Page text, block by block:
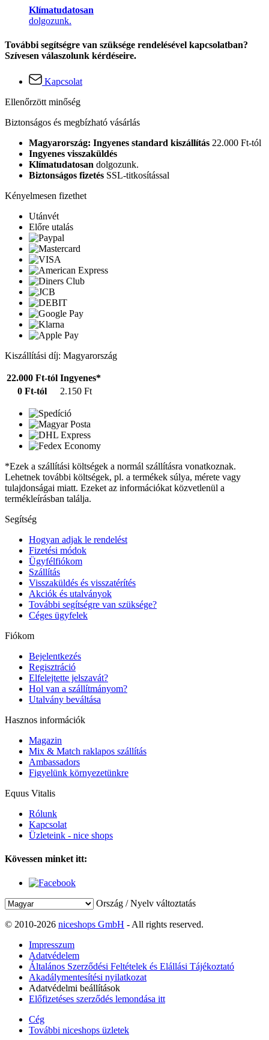
Klímatudatosan
dolgozunk.
További segítségre van szüksége rendelésével kapcsolatban?
Szívesen válaszolunk kérdéseire.
Kapcsolat
Ellenőrzött minőség
Biztonságos és megbízható vásárlás
Magyarország: Ingyenes standard kiszállítás 22.000 Ft-tól
Ingyenes visszaküldés
Klímatudatosan dolgozunk.
Biztonságos fizetés SSL-titkosítással
Kényelmesen fizethet
Utánvét
Előre utalás
Kiszállítási díj: Magyarország
22.000 Ft-tól Ingyenes*
0 Ft-tól
2.150 Ft
*Ezek a szállítási költségek a normál szállításra vonatkoznak.
Lehetnek további költségek, pl. a termékek súlya, mérete vagy
tulajdonságai miatt. Ezeket az információkat közvetlenül a
termékleírásban találja.
Segítség
Hogyan adjak le rendelést
Fizetési módok
Ügyfélfiókom
Szállítás
Visszaküldés és visszatérítés
Akciók és utalványok
További segítségre van szüksége?
Céges ügyfelek
Fiókom
Bejelentkezés
Regisztráció
Elfelejtette jelszavát?
Hol van a szállítmányom?
Utalvány beváltása
Hasznos információk
Magazin
Mix & Match raklapos szállítás
Ambassadors
Figyelünk környezetünkre
Equus Vitalis
Rólunk
Kapcsolat
Üzleteink - nice shops
Kövessen minket itt:
Ország / Nyelv változtatás
© 2010-2026 niceshops GmbH - All rights reserved.
Impresszum
Adatvédelem
Általános Szerződési Feltételek és Elállási Tájékoztató
Akadálymentesítési nyilatkozat
Adatvédelmi beállítások
Előfizetéses szerződés lemondása itt
Cég
További niceshops üzletek